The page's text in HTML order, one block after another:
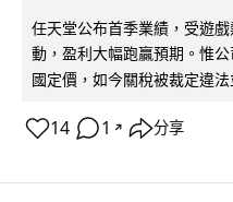
任天堂公布首季業績，受遊
動，盈利大幅跑贏預期。惟
國定價，如今關稅被裁定違
14 1 ↗ 分享